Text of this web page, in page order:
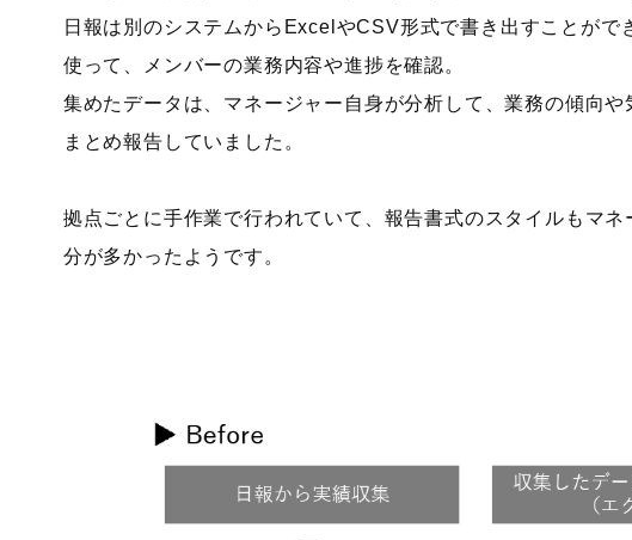
日報は別のシステムからExcelやCSV形式で書き出すことがで
使って、メンバーの業務内容や進捗を確認。
集めたデータは、マネージャー自身が分析して、業務の傾向
まとめ報告していました。
拠点ごとに手作業で行われていて、報告書式のスタイルもマ
分が多かったようです。